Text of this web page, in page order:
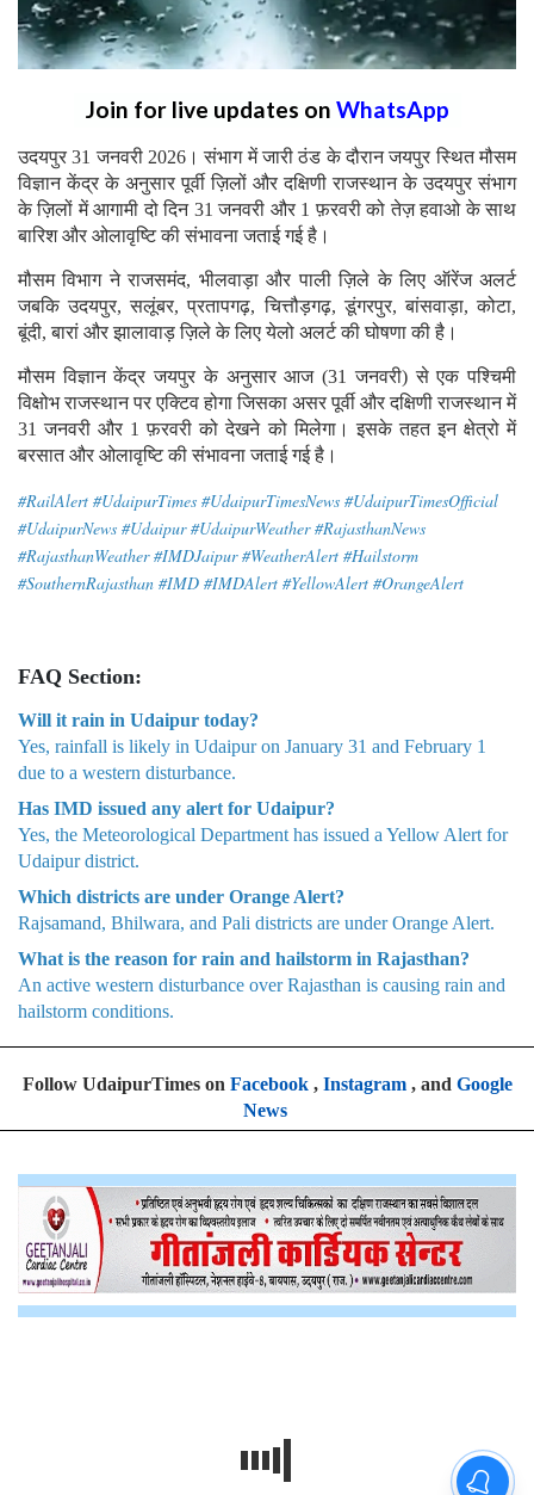
Join for live updates on WhatsApp
उदयपुर 31 जनवरी 2026। संभाग में जारी ठंड के दौरान जयपुर स्थित मौसम
विज्ञान केंद्र के अनुसार पूर्वी ज़िलों और दक्षिणी राजस्थान के उदयपुर संभाग
के ज़िलों में आगामी दो दिन 31 जनवरी और 1 फ़रवरी को तेज़ हवाओ के साथ
बारिश और ओलावृष्टि की संभावना जताई गई है।
मौसम विभाग ने राजसमंद, भीलवाड़ा और पाली ज़िले के लिए ऑरेंज अलर्ट
जबकि उदयपुर, सलूंबर, प्रतापगढ़, चित्तौड़गढ़, डूंगरपुर, बांसवाड़ा, कोटा,
बूंदी, बारां और झालावाड़ ज़िले के लिए येलो अलर्ट की घोषणा की है।
मौसम विज्ञान केंद्र जयपुर के अनुसार आज (31 जनवरी) से एक पश्चिमी
विक्षोभ राजस्थान पर एक्टिव होगा जिसका असर पूर्वी और दक्षिणी राजस्थान में
31 जनवरी और 1 फ़रवरी को देखने को मिलेगा। इसके तहत इन क्षेत्रो में
बरसात और ओलावृष्टि की संभावना जताई गई है।
#RailAlert #UdaipurTimes #UdaipurTimesNews #UdaipurTimesOfficial
#UdaipurNews #Udaipur #UdaipurWeather #RajasthanNews
#RajasthanWeather #IMDJaipur #WeatherAlert #Hailstorm
#SouthernRajasthan #IMD #IMDAlert #YellowAlert #OrangeAlert
FAQ Section:
Will it rain in Udaipur today?
Yes, rainfall is likely in Udaipur on January 31 and February 1
due to a western disturbance.
Has IMD issued any alert for Udaipur?
Yes, the Meteorological Department has issued a Yellow Alert for
Udaipur district.
Which districts are under Orange Alert?
Rajsamand, Bhilwara, and Pali districts are under Orange Alert.
What is the reason for rain and hailstorm in Rajasthan?
An active western disturbance over Rajasthan is causing rain and
hailstorm conditions.
Follow UdaipurTimes on Facebook, Instagram, and Google
News